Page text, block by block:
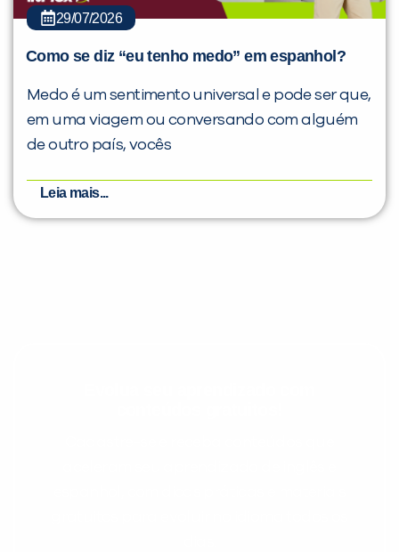
29/07/2026
Como se diz “eu tenho medo” em espanhol?
Medo é um sentimento universal e pode ser que,
em uma viagem ou conversando com alguém
de outro país, vocês
Leia mais...